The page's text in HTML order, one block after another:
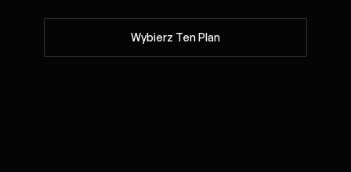
Wybierz Ten Plan